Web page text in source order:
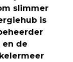
slimmer
is
en de